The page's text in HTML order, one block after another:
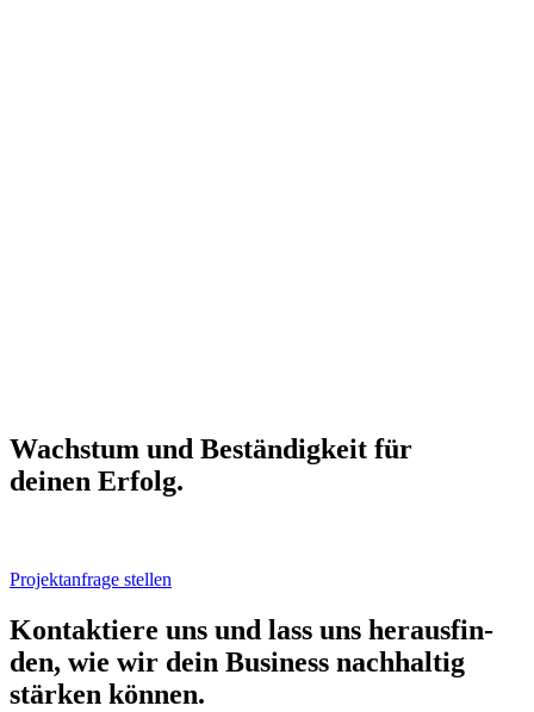
Wachs­tum und Bestän­dig­keit für
dei­nen Erfolg.
Projektanfrage stellen
Kon­tak­tie­re uns und lass uns her­aus­fin­
den, wie wir dein Busi­ness nach­hal­tig
stär­ken kön­nen.